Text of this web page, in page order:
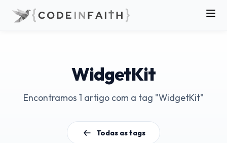
WidgetKit
Encontramos 1 artigo com a tag "WidgetKit"
Todas as tags